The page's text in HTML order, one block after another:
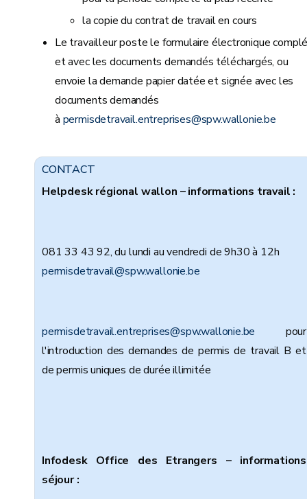
la copie du contrat de travail en cours
Le travailleur poste le formulaire électronique
et avec les documents demandés téléchargés, ou
envoie la demande papier datée et signée avec les
documents demandés
à permisdetravail.entreprises@spw.wallonie.be
CONTACT
Helpdesk régional wallon – informations travail :
081 33 43 92, du lundi au vendredi de 9h30 à 12h
permisdetravail@spw.wallonie.be
permisdetravail.entreprises@spw.wallonie.be pour
l'introduction des demandes de permis de travail B et
de permis uniques de durée illimitée
Infodesk Office des Etrangers – informations
séjour :